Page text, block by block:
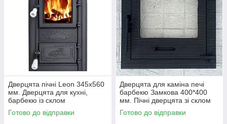
Дверцята пічні Leon 345х560
мм. Дверцята для кухні,
барбекю із склом
Готово до відправки
Дверцята для каміна печі
барбекю Замкова 400*400
мм. Пічні дверцята зі склом
Готово до відправки